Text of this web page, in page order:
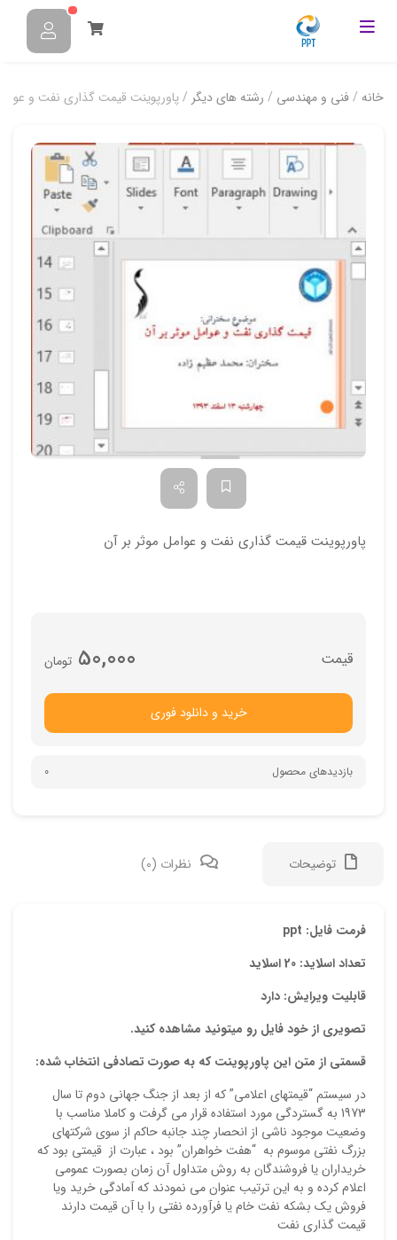
خانه /فنی و مهندسی / رشته های دیگر / پاورپوینت قیمت گذاری نفت و
پاورپوینت قیمت گذاری نفت و عوامل موثر بر آن
تومان 50,000
خرید و دانلود فوری
بازدیدهای محصول 0
توضیحات نظرات (0)
فرمت فایل: ppt
تعداد اسلاید: 20 اسلاید
قابلیت ویرایش: دارد
تصویری از خود فایل رو میتونید مشاهده کنید.
قسمتی از متن این پاورپوینت که به صورت تصادفی انتخاب شده:
در سيستم “قيمتهاي اعلامي” كه از بعد از جنگ جهاني دوم تا سال
1973 به گستردگي مورد استفاده قرار مي گرفت و كاملا مناسب با
وضعيت موجود ناشي از انحصار چند جانبه حاكم از سوي شركتهاي
بزرگ نفتي موسوم به “هفت خواهران” بود ، عبارت از قيمتي بود كه
خريداران يا فروشندگان به روش متداول آن زمان بصورت عمومي
اعلام كرده و به اين ترتيب عنوان مي نمودند كه آمادگي خريد ويا
فروش يك بشكه نفت خام يا فرآورده نفتي را با آن قيمت دارند
قیمت گذاری نفت